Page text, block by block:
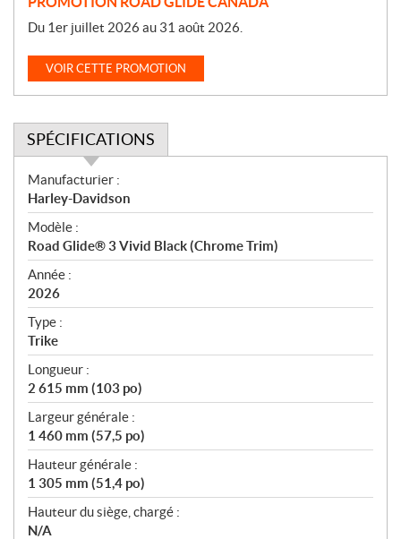
Du 1er juillet 2026 au 31 août 2026.
VOIR CETTE PROMOTION
SPÉCIFICATIONS
S
p
é
c
i
f
i
c
a
t
i
o
n
s
Manufacturier :
Harley-Davidson
Modèle :
Road Glide® 3 Vivid Black (Chrome Trim)
Année :
2026
Type :
Trike
Longueur :
2 615 mm (103 po)
Largeur générale :
1 460 mm (57,5 po)
Hauteur générale :
1 305 mm (51,4 po)
Hauteur du siège, chargé :
N/A